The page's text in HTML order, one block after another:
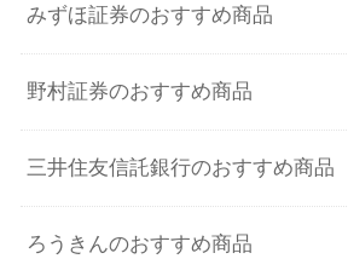
みずほ証券のおすすめ商品
野村証券のおすすめ商品
三井住友信託銀行のおすすめ商品
ろうきんのおすすめ商品